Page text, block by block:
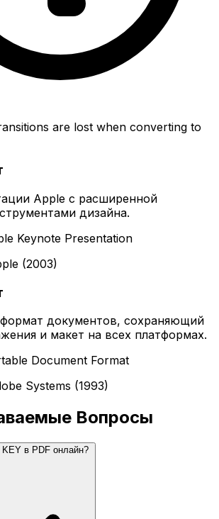
are lost when converting to
Apple с расширенной
дизайна.
Keynote Presentation
(2003)
документов, сохраняющий
и макет на всех платформах.
Document Format
Systems (1993)
Вопросы
KEY в PDF онлайн?